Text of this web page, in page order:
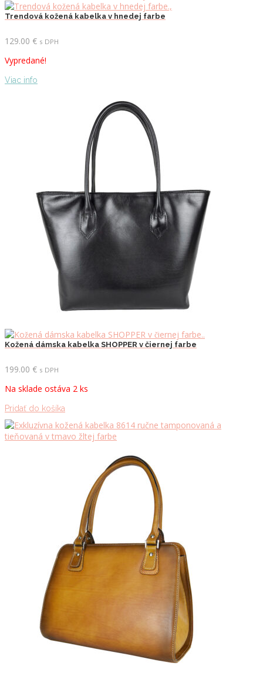
Trendová kožená kabelka v hnedej farbe
129.00 € s DPH
Vypredané!
Viac info
Kožená dámska kabelka SHOPPER v čiernej farbe
199.00 € s DPH
Na sklade ostáva 2 ks
Pridať do košíka